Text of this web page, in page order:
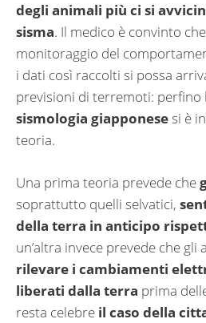
degli animali più ci si
sisma. Il medico è convinto
monitoraggio del
i dati così raccolti si possa
previsioni di terremoti: perfino
sismologia giapponesesi è
teoria.
Una prima teoria prevede che
soprattutto quelli selvatici,
della terra in anticipo
un’altra invece prevede che gli
rilevare i cambiamenti
liberati dalla terra prima
resta celebre il caso della